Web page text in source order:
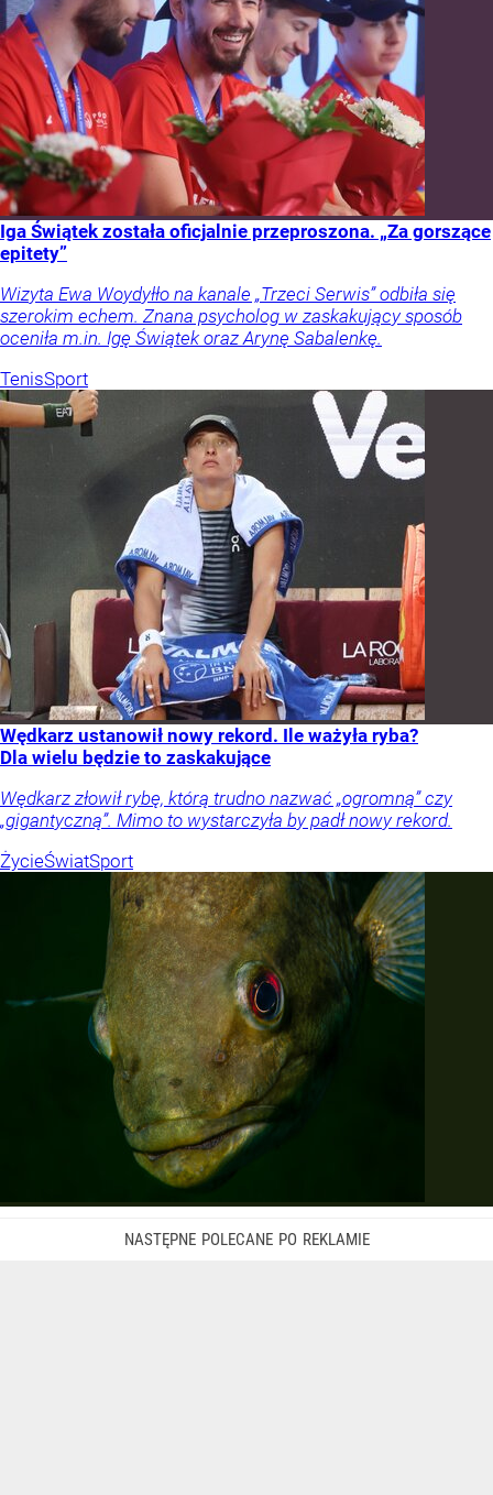
Iga Świątek została oficjalnie przeproszona. „Za gorszące
epitety”
Wizyta Ewa Woydyłło na kanale „Trzeci Serwis” odbiła się
szerokim echem. Znana psycholog w zaskakujący sposób
oceniła m.in. Igę Świątek oraz Arynę Sabalenkę.
TenisSport
Wędkarz ustanowił nowy rekord. Ile ważyła ryba?
Dla wielu będzie to zaskakujące
Wędkarz złowił rybę, którą trudno nazwać „ogromną” czy
„gigantyczną”. Mimo to wystarczyła by padł nowy rekord.
ŻycieŚwiatSport